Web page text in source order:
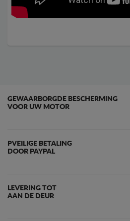
GEWAARBORGDE BESCHERMING
VOOR UW MOTOR
PVEILIGE BETALING
DOOR PAYPAL
LEVERING TOT
AAN DE DEUR